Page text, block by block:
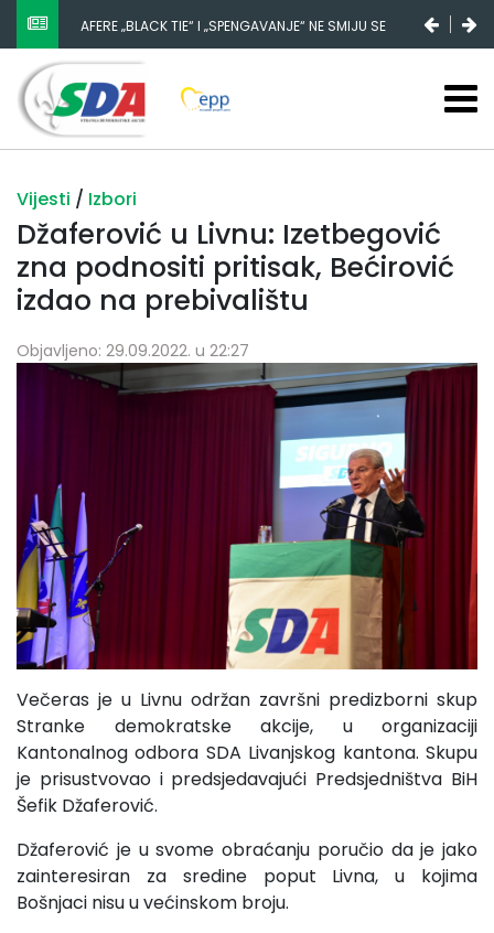
NESTANAK 780.000 EURA IZ IGMANA NE MOŽE BITI
SLUČAJNI PREVID, ODGOVORNOST MORAJU SNOSITI
VLADA FBIH I NJENI KADROVI
Vijesti / Izbori
Džaferović u Livnu: Izetbegović
zna podnositi pritisak, Bećirović
izdao na prebivalištu
Objavljeno: 29.09.2022. u 22:27
Večeras je u Livnu održan završni predizborni skup
Stranke demokratske akcije, u organizaciji
Kantonalnog odbora SDA Livanjskog kantona. Skupu
je prisustvovao i predsjedavajući Predsjedništva BiH
Šefik Džaferović.
Džaferović je u svome obraćanju poručio da je jako
zainteresiran za sredine poput Livna, u kojima
Bošnjaci nisu u većinskom broju.